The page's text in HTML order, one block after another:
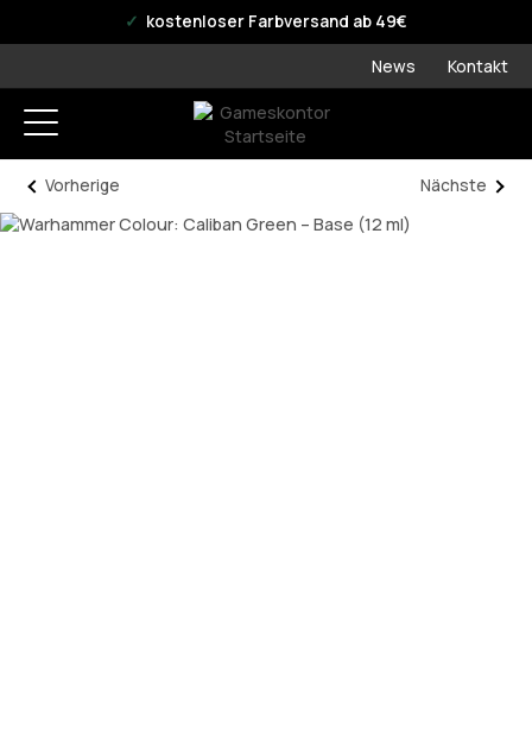
offizieller WPN Storekostenloser Farbversand ab 49€
News Kontakt
Vorherige Nächste